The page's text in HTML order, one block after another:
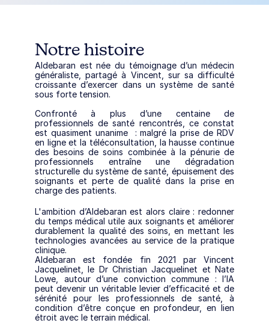
Notre histoire
Aldebaran est née du témoignage d’un médecin
généraliste, partagé à Vincent, sur sa difficulté
croissante d’exercer dans un système de santé
sous forte tension.
Confronté à plus d’une centaine de
professionnels de santé rencontrés, ce constat
est quasiment unanime  : malgré la prise de RDV
en ligne et la téléconsultation, la hausse continue
des besoins de soins combinée à la pénurie de
professionnels entraîne une dégradation
structurelle du système de santé, épuisement des
soignants et perte de qualité dans la prise en
charge des patients.
L'ambition d’Aldebaran est alors claire : redonner
du temps médical utile aux soignants et améliorer
durablement la qualité des soins, en mettant les
technologies avancées au service de la pratique
clinique.
Aldebaran est fondée fin 2021 par Vincent
Jacquelinet, le Dr Christian Jacquelinet et Nate
Lowe, autour d’une conviction commune : l’IA
peut devenir un véritable levier d’efficacité et de
sérénité pour les professionnels de santé, à
condition d’être conçue en profondeur, en lien
étroit avec le terrain médical.